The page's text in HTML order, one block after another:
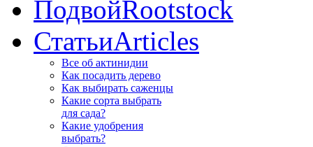
ПодвойRootstock
СтатьиArticles
Все об актинидии
Как посадить дерево
Как выбирать саженцы
Какие сорта выбрать
для сада?
Какие удобрения
выбрать?